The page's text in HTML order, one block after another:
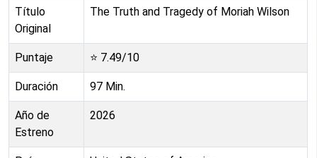
Título
Original
The Truth and Tragedy of Moriah Wilson
Puntaje ⭐ 7.49/10
Duración 97 Min.
Año de
Estreno
2026